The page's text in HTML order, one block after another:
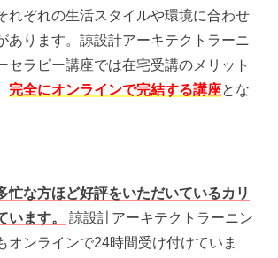
れぞれの生活スタイルや環境に合わせ
あります。諒設計アーキテクトラーニ
セラピー講座では在宅受講のメリット
完全にオンラインで完結する講座とな
忙な方ほど好評をいただいているカリ
います。
諒設計アーキテクトラーニン
オンラインで24時間受け付けていま